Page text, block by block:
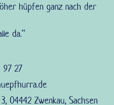
hüpfen ganz nach der
da.“
97 27
04442 Zwenkau, Sachsen